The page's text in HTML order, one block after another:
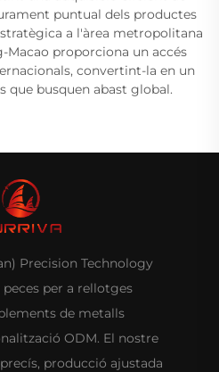
puntual dels productes
a l'àrea metropolitana
proporciona un accés
convertint-la en un
que busquen abast global.
Precision Technology
per a rellotges
de metalls
ODM. El nostre
producció ajustada